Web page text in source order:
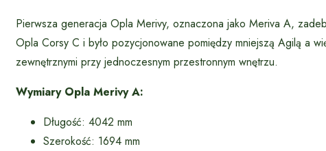
Pierwsza generacja Opla Merivy, oznaczona jako Meriva A,
Opla Corsy C i było pozycjonowane pomiędzy mniejszą Agilą a
zewnętrznymi przy jednoczesnym przestronnym wnętrzu.
Wymiary Opla Merivy A:
Długość: 4042 mm
Szerokość: 1694 mm